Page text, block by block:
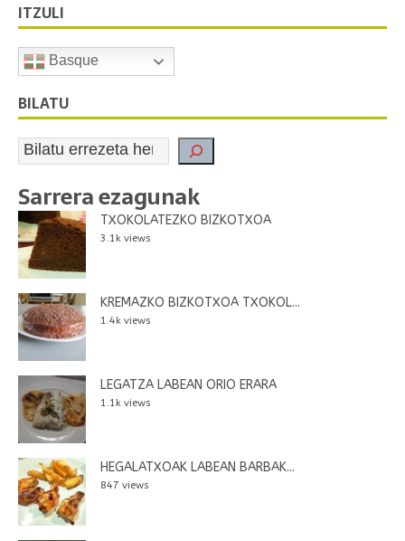
ITZULI
Basque
BILATU
Sarrera ezagunak
TXOKOLATEZKO BIZKOTXOA
3.1k views
KREMAZKO BIZKOTXOA TXOKOL...
1.4k views
LEGATZA LABEAN ORIO ERARA
1.1k views
HEGALATXOAK LABEAN BARBAK...
847 views